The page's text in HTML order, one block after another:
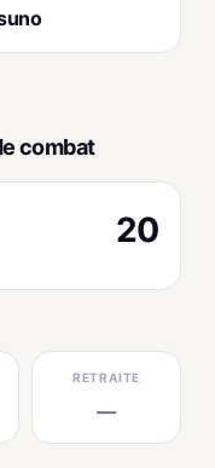
combat
20
RETRAITE
—